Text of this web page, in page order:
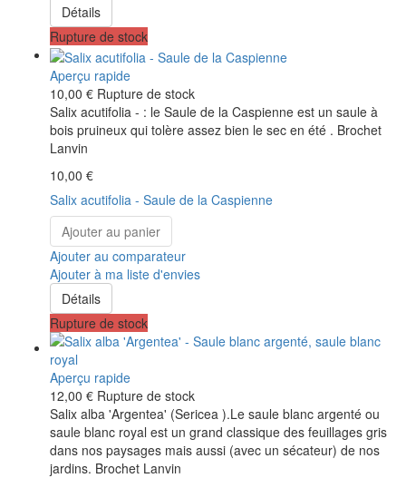
Détails
Rupture de stock
Aperçu rapide
10,00 € Rupture de stock
Salix acutifolia - : le Saule de la Caspienne est un saule à
bois pruineux qui tolère assez bien le sec en été . Brochet
Lanvin
10,00 €
Salix acutifolia - Saule de la Caspienne
Ajouter au panier
Ajouter au comparateur
Ajouter à ma liste d'envies
Détails
Rupture de stock
Aperçu rapide
12,00 € Rupture de stock
Salix alba 'Argentea' (Sericea ).Le saule blanc argenté ou
saule blanc royal est un grand classique des feuillages gris
dans nos paysages mais aussi (avec un sécateur) de nos
jardins. Brochet Lanvin